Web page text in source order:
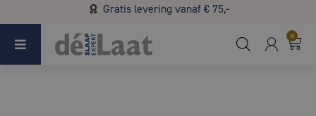
Gratis levering vanaf € 75,-
Koopzondag 29 maart in Bladel van 13.00 - 17.00
0